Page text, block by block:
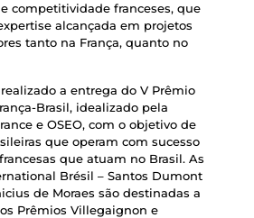
competitividade franceses, que
alcançada em projetos
tanto na França, quanto no
a entrega do V Prêmio
Brasil, idealizado pela
e OSEO, com o objetivo de
que operam com sucesso
que atuam no Brasil. As
Brésil – Santos Dumont
de Moraes são destinadas a
Prêmios Villegaignon e